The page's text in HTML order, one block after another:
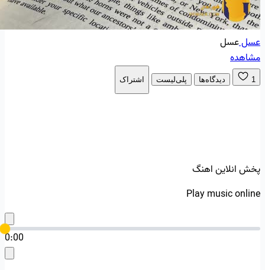
عسلعسل
مشاهده
1 دیدگاه‌ها پلی‌لیست اشتراک
پخش انلاین اهنگ
Play music online
0:00